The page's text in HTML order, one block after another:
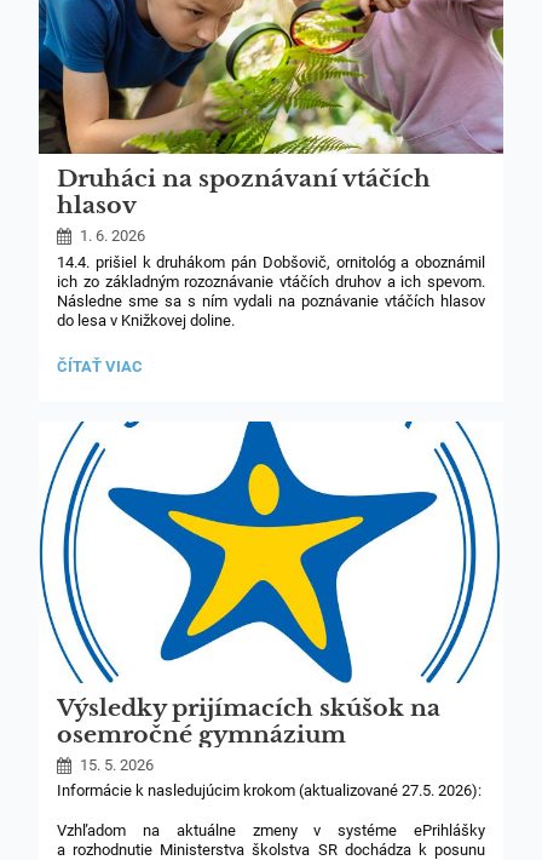
Druháci na spoznávaní vtáčích
hlasov
1. 6. 2026
14.4. prišiel k druhákom pán Dobšovič, ornitológ a oboznámil
ich zo základným rozoznávanie vtáčích druhov a ich spevom.
Následne sme sa s ním vydali na poznávanie vtáčích hlasov
do lesa v Knižkovej doline.
kontakt: Mgr. Ján Dobšovič,
DRUHÁCI
VTÁČÍCH
HLASOV:
ČÍTAŤ VIAC
Výsledky prijímacích skúšok na
osemročné gymnázium
15. 5. 2026
Informácie k nasledujúcim krokom (aktualizované 27.5. 2026):
Vzhľadom na aktuálne zmeny v systéme ePrihlášky
a rozhodnutie Ministerstva školstva SR dochádza k posunu